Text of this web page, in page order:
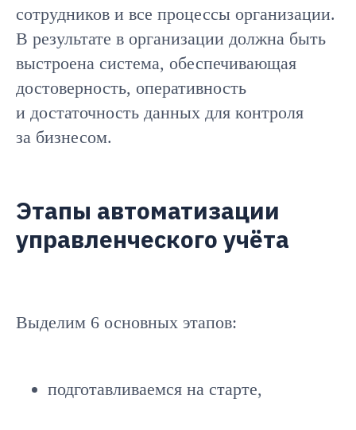
сотрудников и все процессы организации.
В результате в организации должна быть
выстроена система, обеспечивающая
достоверность, оперативность
и достаточность данных для контроля
за бизнесом.
Этапы автоматизации
управленческого учёта
Выделим 6 основных этапов:
подготавливаемся на старте,